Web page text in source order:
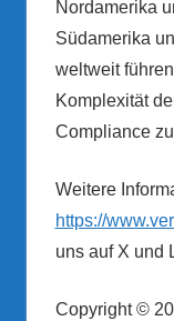
Nordamerika
Südamerika
weltweit
Komplexität
Compliance
Weitere
https://
uns auf X und
Copyright ©